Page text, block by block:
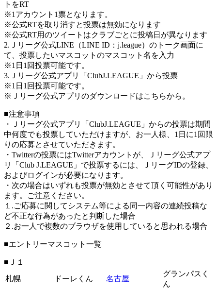
トをRT
※1アカウント1票となります。
※公式RTを取り消すと投票は無効になります
※公式RT用のツイートはクラブごとに投稿日が異なります
2.Ｊリーグ公式LINE（LINE ID：j.league）のトーク画面に
て、投票したいマスコットのマスコット名を入力
※1日1回投票可能です。
3.Ｊリーグ公式アプリ「ClubJ.LEAGUE」から投票
※1日1回投票可能です。
※Ｊリーグ公式アプリのダウンロードはこちらから。
■注意事項
・Ｊリーグ公式アプリ「ClubJ.LEAGUE」からの投票は期間
中何度でも投票していただけますが、お一人様、1日に1回限
りの応募とさせていただきます。
・Twitterの投票にはTwitterアカウントが、Ｊリーグ公式アプ
リ「Club J.LEAGUE」で投票するには、ＪリーグIDの登録、
およびログインが必要になります。
・次の場合はいずれも投票が無効とさせて頂く可能性があり
ます。ご注意ください。
１.ご応募に関してシステム等による同一内容の連続投稿な
ど不正な行為があったと判断した場合
２.お一人で複数のブラウザを使用していると思われる場合
■エントリーマスコット一覧
■Ｊ１
札幌
ドーレくん 名古屋
グランパスく
ん